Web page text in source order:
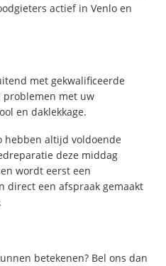
actief in Venlo en
met gekwalificeerde
met uw
en daklekkage.
hebben altijd voldoende
deze middag
wordt eerst een
direct een afspraak gemaakt
betekenen? Bel ons dan